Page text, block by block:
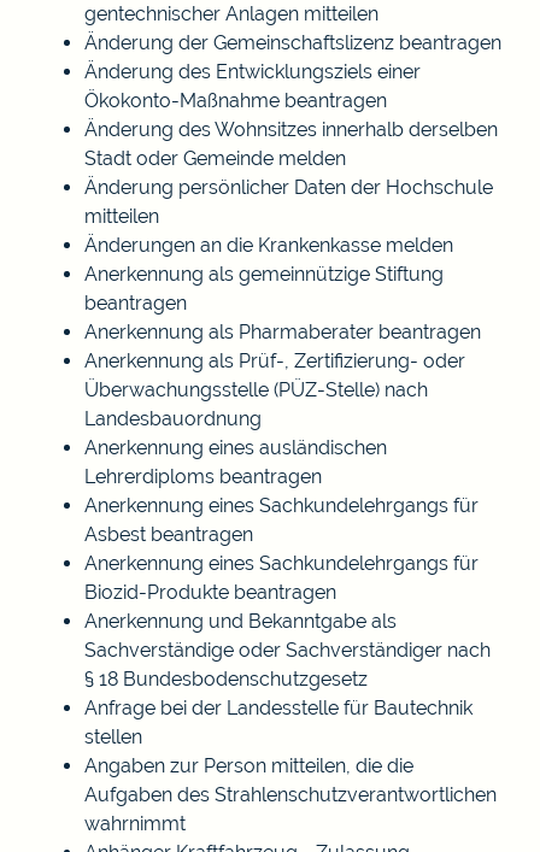
gentechnischer Anlagen mitteilen
Änderung der Gemeinschaftslizenz beantragen
Änderung des Entwicklungsziels einer
Ökokonto-Maßnahme beantragen
Änderung des Wohnsitzes innerhalb derselben
Stadt oder Gemeinde melden
Änderung persönlicher Daten der Hochschule
mitteilen
Änderungen an die Krankenkasse melden
Anerkennung als gemeinnützige Stiftung
beantragen
Anerkennung als Pharmaberater beantragen
Anerkennung als Prüf-, Zertifizierung- oder
Überwachungsstelle (PÜZ-Stelle) nach
Landesbauordnung
Anerkennung eines ausländischen
Lehrerdiploms beantragen
Anerkennung eines Sachkundelehrgangs für
Asbest beantragen
Anerkennung eines Sachkundelehrgangs für
Biozid-Produkte beantragen
Anerkennung und Bekanntgabe als
Sachverständige oder Sachverständiger nach
§ 18 Bundesbodenschutzgesetz
Anfrage bei der Landesstelle für Bautechnik
stellen
Angaben zur Person mitteilen, die die
Aufgaben des Strahlenschutzverantwortlichen
wahrnimmt